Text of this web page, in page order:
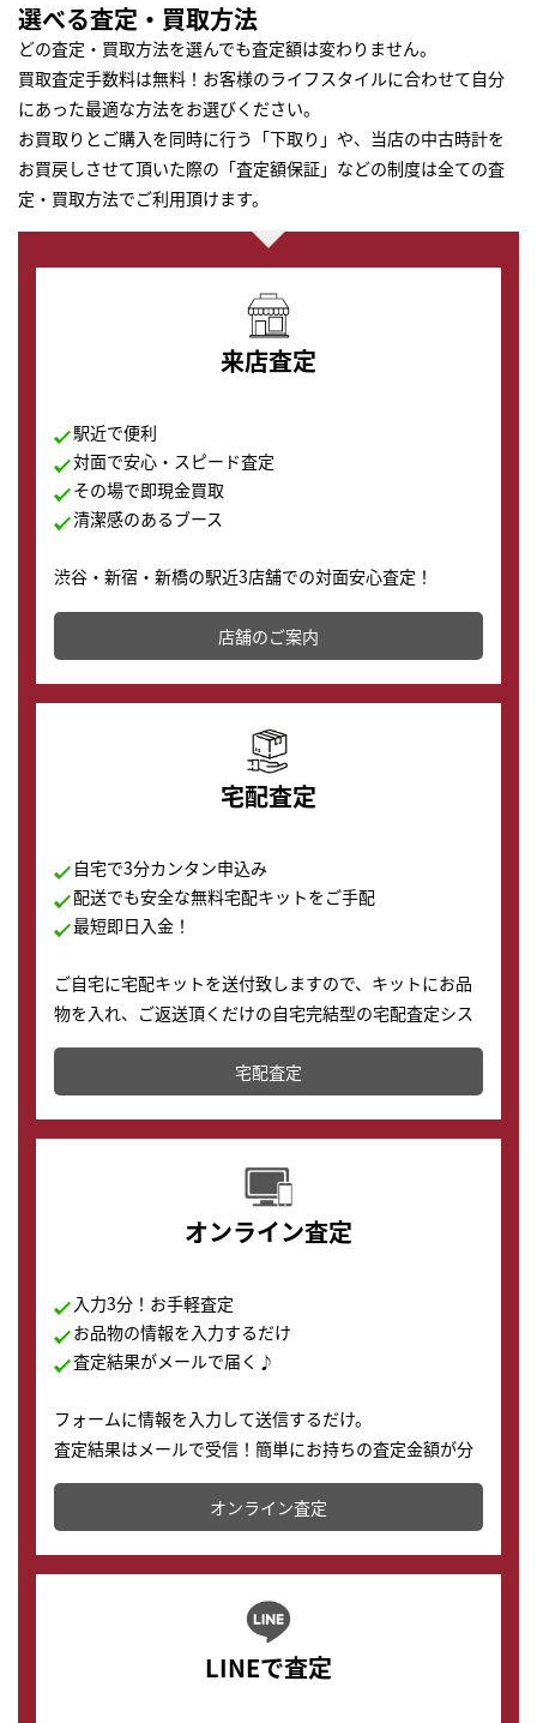
選べる査定・買取方法
どの査定・買取方法を選んでも査定額は変わりません。
買取査定手数料は無料！お客様のライフスタイルに合わせて自分
にあった最適な方法をお選びください。
お買取りとご購入を同時に行う「下取り」や、当店の中古時計を
お買戻しさせて頂いた際の「査定額保証」などの制度は全ての査
定・買取方法でご利用頂けます。
来店査定
駅近で便利
対面で安心・スピード査定
その場で即現金買取
清潔感のあるブース
渋谷・新宿・新橋の駅近3店舗での対面安心査定！
その場で現金買取致します。渋谷本店では、時計販売の
店舗を併設しており、下取りに出してお得に新しい時計
の購入もできます♪
店舗のご案内
宅配査定
自宅で3分カンタン申込み
配送でも安全な無料宅配キットをご手配
最短即日入金！
ご自宅に宅配キットを送付致しますので、キットにお品
物を入れ、ご返送頂くだけの自宅完結型の宅配査定シス
テムです。
配送でも簡単&安全に査定・買取に出すことが可能で
す。
宅配査定
オンライン査定
入力3分！お手軽査定
お品物の情報を入力するだけ
査定結果がメールで届く♪
フォームに情報を入力して送信するだけ。
査定結果はメールで受信！簡単にお持ちの査定金額が分
かります。
オンライン査定
LINEで査定